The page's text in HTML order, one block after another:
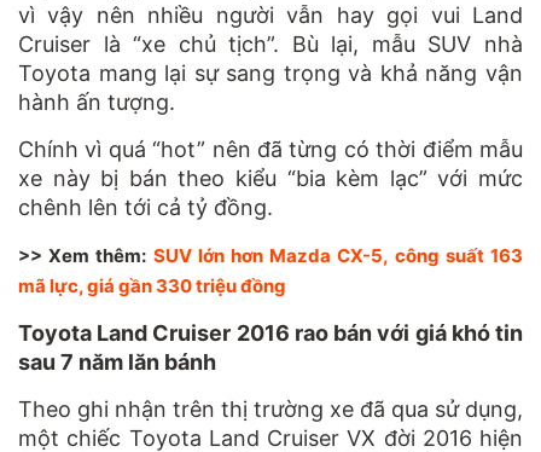
vì vậy nên nhiều người vẫn hay gọi vui Land
Cruiser là “xe chủ tịch”. Bù lại, mẫu SUV nhà
Toyota mang lại sự sang trọng và khả năng vận
hành ấn tượng.
Chính vì quá “hot” nên đã từng có thời điểm mẫu
xe này bị bán theo kiểu “bia kèm lạc” với mức
chênh lên tới cả tỷ đồng.
>> Xem thêm: SUV lớn hơn Mazda CX-5, công suất 163
mã lực, giá gần 330 triệu đồng
Toyota Land Cruiser 2016 rao bán với giá khó tin
sau 7 năm lăn bánh
Theo ghi nhận trên thị trường xe đã qua sử dụng,
một chiếc Toyota Land Cruiser VX đời 2016 hiện